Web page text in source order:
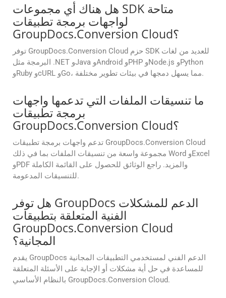
هل هناك أي مجموعات SDK متاحة
لواجهات برمجة تطبيقات
GroupDocs.Conversion Cloud؟
توفر GroupDocs.Conversion Cloud حزم SDK للعديد من لغات
البرمجة مثل .NET وJava وAndroid وPHP وNode.js وPython
وRuby وcURL وGo، مما يسهل دمجها في بيئات تطوير مختلفة.
ما تنسيقات الملفات التي تدعمها واجهات
برمجة تطبيقات
GroupDocs.Conversion Cloud؟
تدعم واجهات برمجة تطبيقات GroupDocs.Conversion Cloud
مجموعة واسعة من تنسيقات الملفات بما في ذلك Word وExcel
وPDF والمزيد. راجع الوثائق للحصول على القائمة الكاملة
للتنسيقات المدعومة.
هل توفر GroupDocs الدعم للمشكلات
الفنية المتعلقة بتطبيقات
GroupDocs.Conversion Cloud
المجانية؟
يقدم GroupDocs الدعم الفني لمستخدمي التطبيقات المجانية
للمساعدة في حل أية مشكلات أو الإجابة على الأسئلة المتعلقة
بالنظام الأساسي GroupDocs.Conversion Cloud.